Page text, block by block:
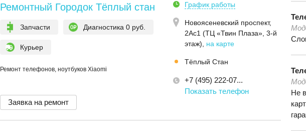
Ремонтный Городок Тёплый стан
Запчасти Диагностика 0 руб.
Курьер
Ремонт телефонов, ноутбуков Xiaomi
График работы
Новоясеневский проспект,
2Ас1 (ТЦ «Твин Плаза», 3-й
этаж)
на карте
Тёплый Стан
+7 (495) 222-07...
Показать телефон
Заявка на ремонт
Не